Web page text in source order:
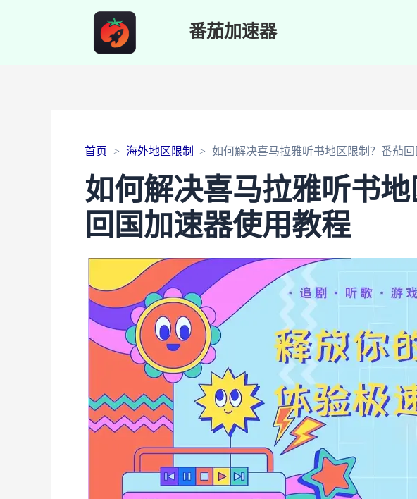
番茄加速器
首页 海外地区限制 如何解决喜马拉雅听书地区限制？番茄
如何解决喜马拉雅听书
回国加速器使用教程